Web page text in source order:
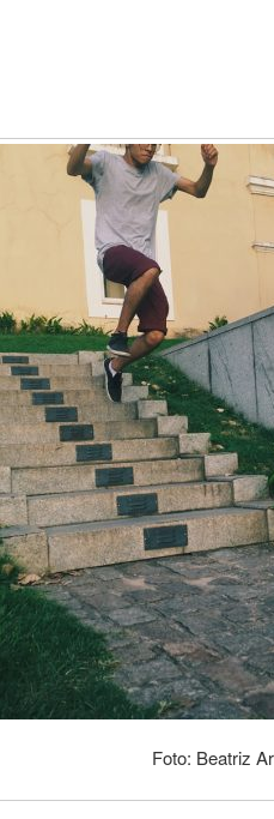
Foto: Beatriz